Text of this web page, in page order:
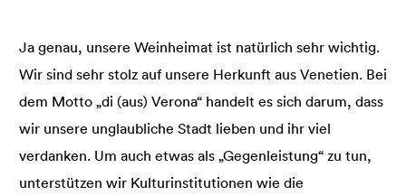
Ja genau, unsere Weinheimat ist natürlich sehr wichtig.
Wir sind sehr stolz auf unsere Herkunft aus Venetien. Bei
dem Motto „di (aus) Verona“ handelt es sich darum, dass
wir unsere unglaubliche Stadt lieben und ihr viel
verdanken. Um auch etwas als „Gegenleistung“ zu tun,
unterstützen wir Kulturinstitutionen wie die